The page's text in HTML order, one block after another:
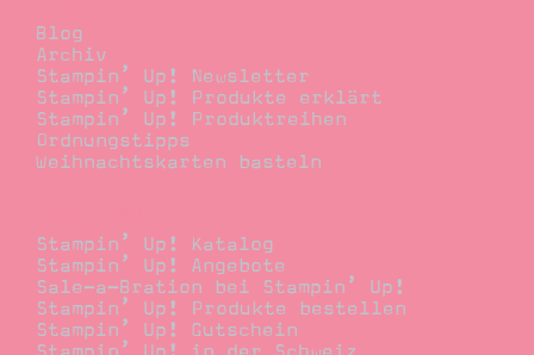
Blog
Archiv
Stampin’ Up! Newsletter
Stampin’ Up! Produkte erklärt
Stampin’ Up! Produktreihen
Ordnungstipps
Weihnachtskarten basteln
Stampin’ Up! Katalog
Stampin’ Up! Angebote
Sale-a-Bration bei Stampin’ Up!
Stampin’ Up! Produkte bestellen
Stampin’ Up! Gutschein